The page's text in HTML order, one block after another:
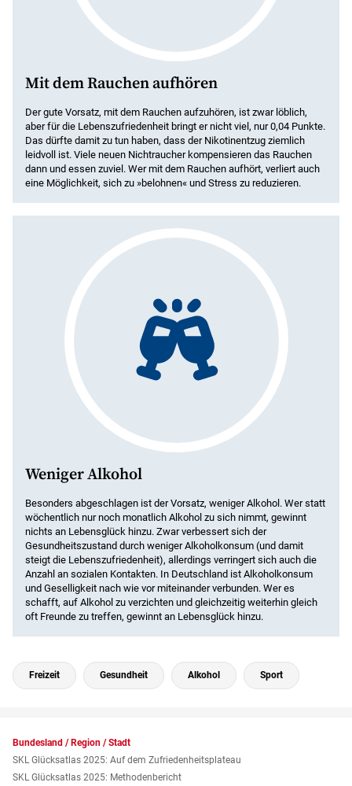
Mit dem Rauchen aufhören
Der gute Vorsatz, mit dem Rauchen aufzuhören, ist zwar löblich,
aber für die Lebenszufriedenheit bringt er nicht viel, nur 0,04 Punkte.
Das dürfte damit zu tun haben, dass der Nikotinentzug ziemlich
leidvoll ist. Viele neuen Nichtraucher kompensieren das Rauchen
dann und essen zuviel. Wer mit dem Rauchen aufhört, verliert auch
eine Möglichkeit, sich zu »belohnen« und Stress zu reduzieren.
Weniger Alkohol
Besonders abgeschlagen ist der Vorsatz, weniger Alkohol. Wer statt
wöchentlich nur noch monatlich Alkohol zu sich nimmt, gewinnt
nichts an Lebensglück hinzu. Zwar verbessert sich der
Gesundheitszustand durch weniger Alkoholkonsum (und damit
steigt die Lebenszufriedenheit), allerdings verringert sich auch die
Anzahl an sozialen Kontakten. In Deutschland ist Alkoholkonsum
und Geselligkeit nach wie vor miteinander verbunden. Wer es
schafft, auf Alkohol zu verzichten und gleichzeitig weiterhin gleich
oft Freunde zu treffen, gewinnt an Lebensglück hinzu.
Freizeit Gesundheit Alkohol Sport
Bundesland / Region / Stadt
SKL Glücksatlas 2025: Auf dem Zufriedenheitsplateau
SKL Glücksatlas 2025: Methodenbericht